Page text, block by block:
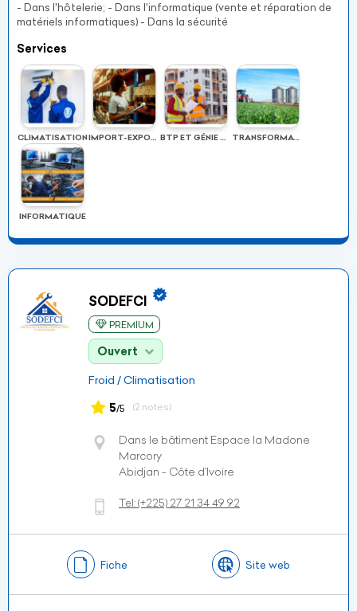
- Dans l'hôtelerie; - Dans l'informatique (vente et réparation de
matériels informatiques) - Dans la sécurité
Services
CLIMATISATION IMPORT-EXPORT BTP ET GÉNIE CIVIL TRANSFORMATION AGRO-INDUSTRIELLE
INFORMATIQUE
SODEFCI
PREMIUM
Ouvert
Froid / Climatisation
5/5 (2 notes)
Dans le bâtiment Espace la Madone
Marcory
Abidjan - Côte d’Ivoire
Tel:(+225) 27 21 34 49 92
Fiche Site web